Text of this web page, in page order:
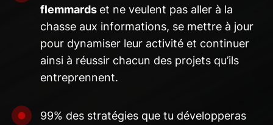
flemmards et ne veulent pas aller à la
chasse aux informations, se mettre à jour
pour dynamiser leur activité et continuer
ainsi à réussir chacun des projets qu’ils
entreprennent.
99% des stratégies que tu développeras